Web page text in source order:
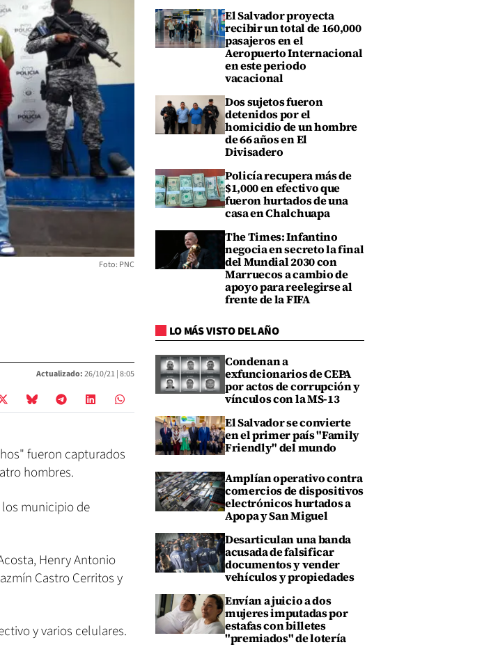
Foto: PNC
Actualizado:26/10/21 |8:05
fueron capturados
hombres.
municipio de
Henry Antonio
Castro Cerritos y
y varios celulares.
El Salvador proyecta
recibir un total de 160,000
pasajeros en el
Aeropuerto Internacional
en este periodo
vacacional
Dos sujetos fueron
detenidos por el
homicidio de un hombre
de 66 años en El
Divisadero
Policía recupera más de
$1,000 en efectivo que
fueron hurtados de una
casa en Chalchuapa
The Times: Infantino
negocia en secreto la final
del Mundial 2030 con
Marruecos a cambio de
apoyo para reelegirse al
frente de la FIFA
LO MÁS VISTO DEL AÑO
Condenan a
exfuncionarios de CEPA
por actos de corrupción y
vínculos con la MS-13
El Salvador se convierte
en el primer país "Family
Friendly" del mundo
Amplían operativo contra
comercios de dispositivos
electrónicos hurtados a
Apopa y San Miguel
Desarticulan una banda
acusada de falsificar
documentos y vender
vehículos y propiedades
Envían a juicio a dos
mujeres imputadas por
estafas con billetes
"premiados" de lotería